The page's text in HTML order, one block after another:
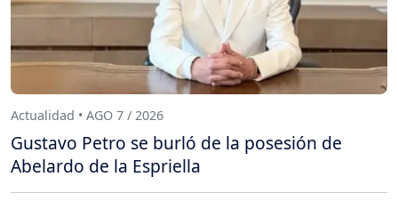
Actualidad • AGO 7 / 2026
Gustavo Petro se burló de la posesión de
Abelardo de la Espriella